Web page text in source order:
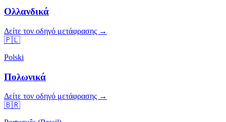
Ολλανδικά
Δείτε τον οδηγό μετάφρασης →
🇵🇱
Polski
Πολωνικά
Δείτε τον οδηγό μετάφρασης →
🇧🇷